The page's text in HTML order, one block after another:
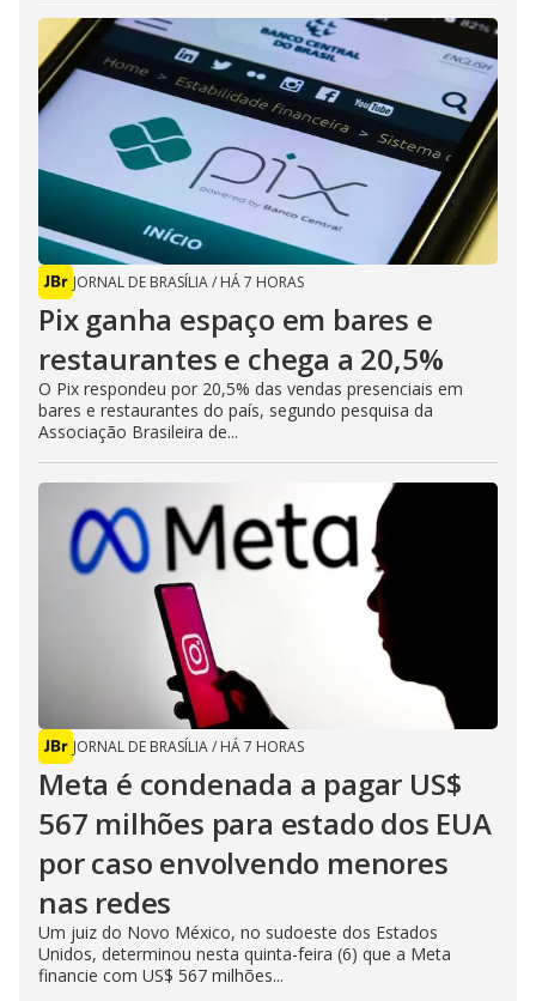
JORNAL DE BRASÍLIA/ HÁ 7 HORAS
Pix ganha espaço em bares e
restaurantes e chega a 20,5%
O Pix respondeu por 20,5% das vendas presenciais em
bares e restaurantes do país, segundo pesquisa da
Associação Brasileira de...
JORNAL DE BRASÍLIA/ HÁ 7 HORAS
Meta é condenada a pagar US$
567 milhões para estado dos EUA
por caso envolvendo menores
nas redes
Um juiz do Novo México, no sudoeste dos Estados
Unidos, determinou nesta quinta-feira (6) que a Meta
financie com US$ 567 milhões...